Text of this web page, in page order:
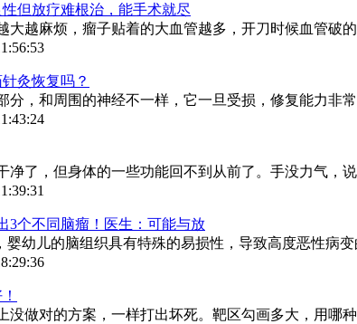
但放疗难根治，能手术就尽
大越麻烦，瘤子贴着的大血管越多，开刀时候血管破
灸恢复吗？
分，和周围的神经不一样，它一旦受损，修复能力非
净了，但身体的一些功能回不到从前了。手没力气，
3个不同脑瘤！医生：可能与放
婴幼儿的脑组织具有特殊的易损性，导致高度恶性病
没做对的方案，一样打出坏死。靶区勾画多大，用哪